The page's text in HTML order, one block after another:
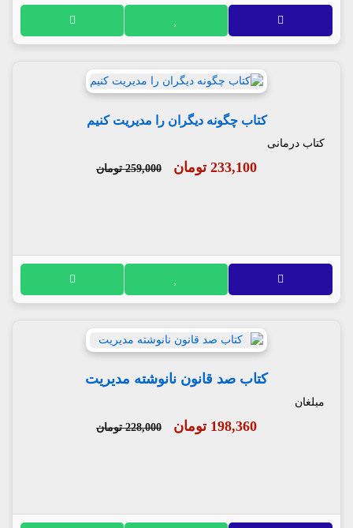
کتاب چگونه دیگران را مدیریت کنیم
کتاب درمانی
233,100 تومان 259,000 تومان
کتاب صد قانون نانوشته مدیریت
مبلغان
198,360 تومان 228,000 تومان